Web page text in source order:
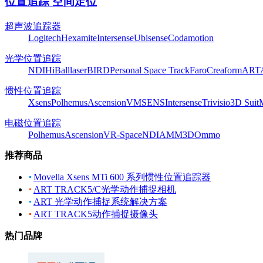
超声波追踪器
LogitechHexamiteIntersenseUbisenseCodamotion
光学位置追踪
NDIHiBalllaserBIRDPersonal Space TrackFaroCreaformART
惯性位置追踪
XsensPolhemusAscensionVMSENSIntersenseTrivisio3D Suit
电磁位置追踪
PolhemusAscensionVR-SpaceNDIAMM3DOmmo
推荐商品
Movella Xsens MTi 600 系列惯性位置追踪器
ART TRACK5/C光学动作捕捉相机
ART 光学动作捕捉系统解决方案
ART TRACK5动作捕捉摄像头
热门品牌